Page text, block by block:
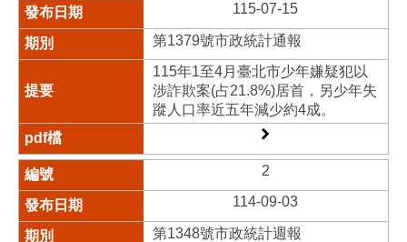
115-07-15
第1379號市政統計通報
115年1至4月臺北市少年嫌疑犯以
涉詐欺案(占21.8%)居首，另少年失
蹤人口率近五年減少約4成。
2
114-09-03
第1348號市政統計週報